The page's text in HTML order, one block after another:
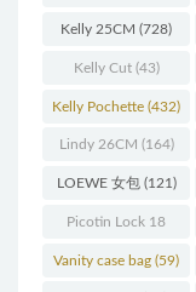
Kelly 25CM (728)
Kelly Cut(43)
Kelly Pochette (432)
Lindy 26CM (164)
LOEWE 女包(121)
Picotin Lock 18
(202)
Vanity case bag (59)